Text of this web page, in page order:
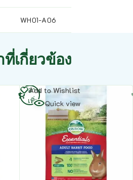
WH01-A06
เกี่ยวข้อง
Add to Wishlist
Quick view
อ่าน
เพิ่ม